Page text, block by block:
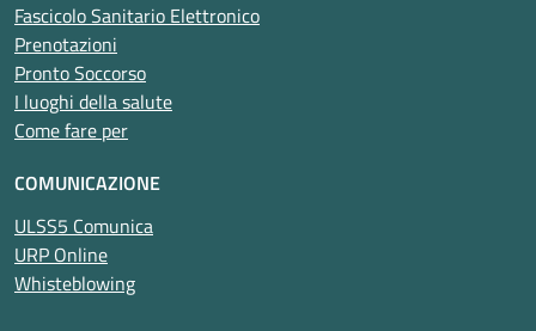
Fascicolo Sanitario Elettronico
Prenotazioni
Pronto Soccorso
I luoghi della salute
Come fare per
COMUNICAZIONE
ULSS5 Comunica
URP Online
Whisteblowing